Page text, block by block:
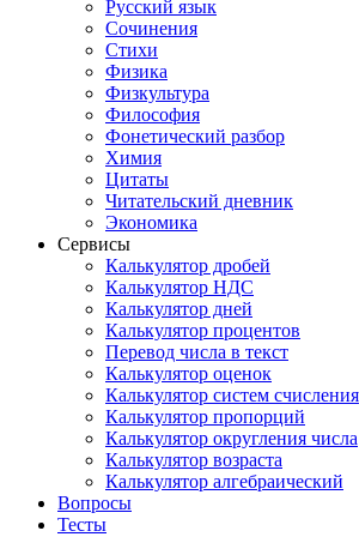
Русский язык
Сочинения
Стихи
Физика
Физкультура
Философия
Фонетический разбор
Химия
Цитаты
Читательский дневник
Экономика
Сервисы
Калькулятор дробей
Калькулятор НДС
Калькулятор дней
Калькулятор процентов
Перевод числа в текст
Калькулятор оценок
Калькулятор систем счисления
Калькулятор пропорций
Калькулятор округления числа
Калькулятор возраста
Калькулятор алгебраический
Вопросы
Тесты